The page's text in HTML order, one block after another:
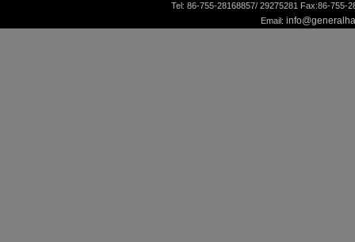
Tel: 86-755-28168857/ 29275281 Fax:86-755-
Email: